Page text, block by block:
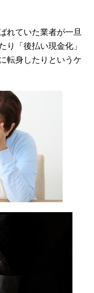
れていた業者が一旦
り「後払い現金化」
転身したりというケ